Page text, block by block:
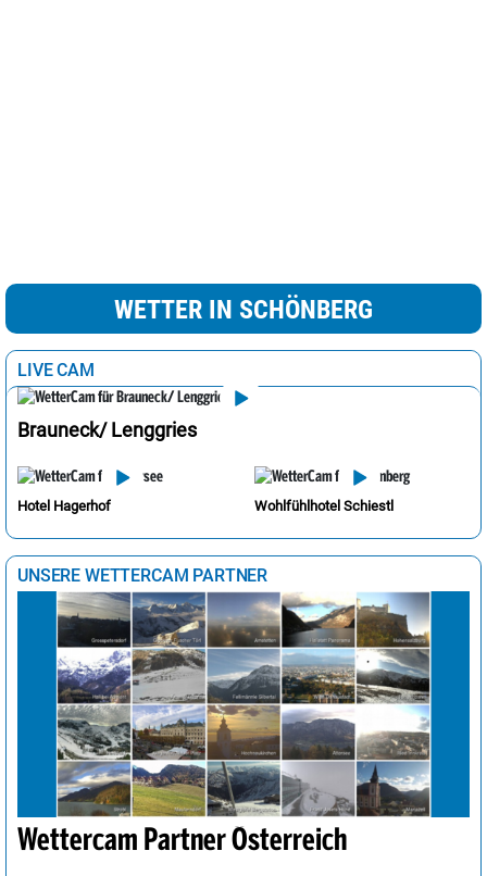
WETTER IN SCHÖNBERG
LIVE CAM
Brauneck/ Lenggries
Hotel Hagerhof Wohlfühlhotel Schiestl
UNSERE WETTERCAM PARTNER
Wettercam Partner Österreich